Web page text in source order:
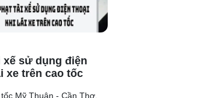
xế sử dụng điện
xe trên cao tốc
Mỹ Thuận - Cần Thơ,